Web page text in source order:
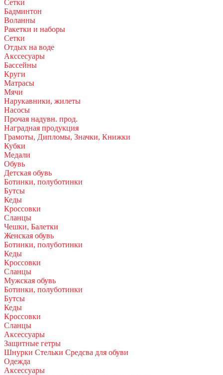
Сетки
Бадминтон
Воланны
Ракетки и наборы
Сетки
Отдых на воде
Акссесуары
Бассейны
Круги
Матрасы
Мячи
Нарукавники, жилеты
Насосы
Прочая надувн. прод.
Наградная продукция
Грамоты, Дипломы, Значки, Книжки
Кубки
Медали
Обувь
Детская обувь
Ботинки, полуботинки
Бутсы
Кеды
Кроссовки
Сланцы
Чешки, Балетки
Женская обувь
Ботинки, полуботинки
Кеды
Кроссовки
Сланцы
Мужская обувь
Ботинки, полуботинки
Бутсы
Кеды
Кроссовки
Сланцы
Аксессуары
Защитные гетры
Шнурки Стельки Средсва для обуви
Одежда
Аксессуары